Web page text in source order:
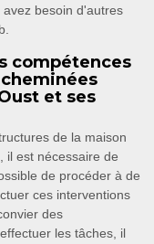
besoin d'autres
compétences
et ses
de la maison
il est nécessaire de
de procéder à de
ces interventions
des
les tâches, il